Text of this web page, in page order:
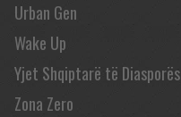
Urban Gen
Wake Up
Yjet Shqiptarë të Diasporës
Zona Zero